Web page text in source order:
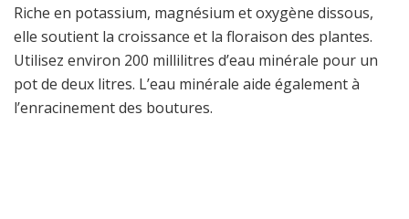
Riche en potassium, magnésium et oxygène dissous,
elle soutient la croissance et la floraison des plantes.
Utilisez environ 200 millilitres d’eau minérale pour un
pot de deux litres. L’eau minérale aide également à
l’enracinement des boutures.